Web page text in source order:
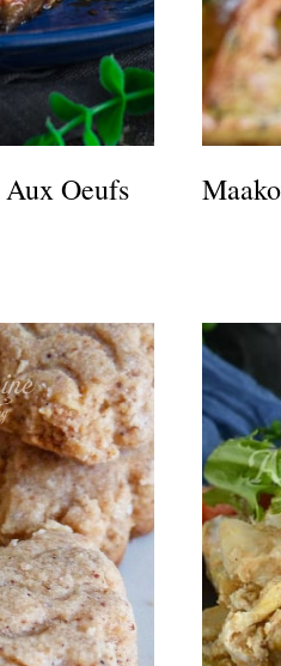
Oeufs